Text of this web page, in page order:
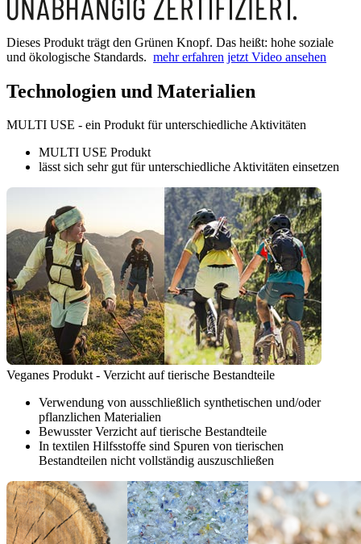
Dieses Produkt trägt den Grünen Knopf. Das heißt: hohe soziale
und ökologische Standards. mehr erfahren jetzt Video ansehen
Technologien und Materialien
MULTI USE - ein Produkt für unterschiedliche Aktivitäten
MULTI USE Produkt
lässt sich sehr gut für unterschiedliche Aktivitäten einsetzen
Veganes Produkt - Verzicht auf tierische Bestandteile
Verwendung von ausschließlich synthetischen und/oder
pflanzlichen Materialien
Bewusster Verzicht auf tierische Bestandteile
In textilen Hilfsstoffe sind Spuren von tierischen
Bestandteilen nicht vollständig auszuschließen